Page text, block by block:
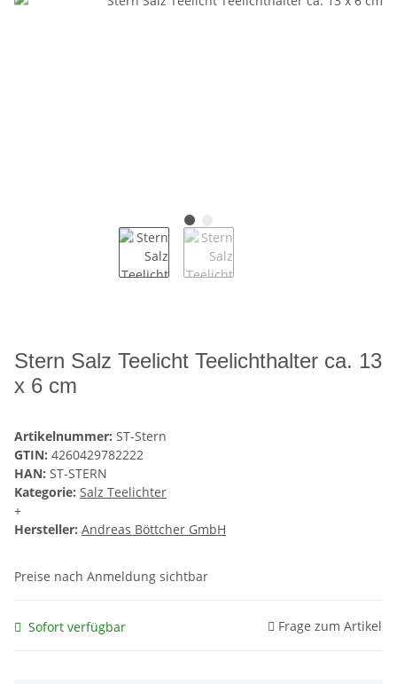
Stern Salz Teelicht Teelichthalter ca. 13
x 6 cm
Artikelnummer: ST-Stern
GTIN: 4260429782222
HAN: ST-STERN
Kategorie: Salz Teelichter
+
Hersteller: Andreas Böttcher GmbH
Preise nach Anmeldung sichtbar
Sofort verfügbar Frage zum Artikel